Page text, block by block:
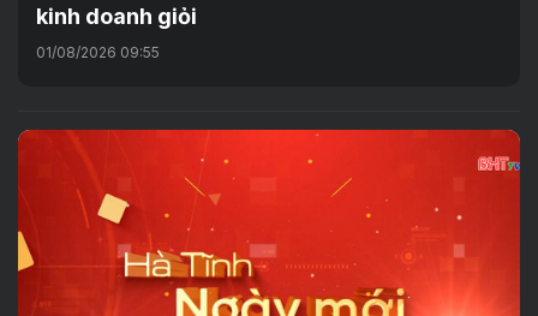
kinh doanh giỏi
01/08/2026 09:55